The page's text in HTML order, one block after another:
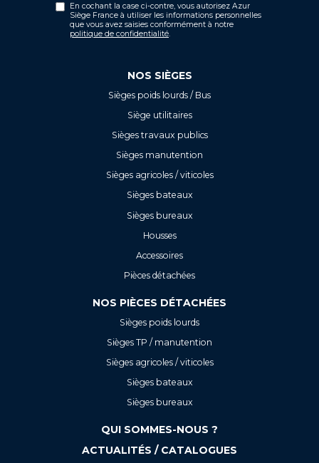
En cochant la case ci-contre, vous autorisez Azur
Siège France à utiliser les informations personnelles
que vous avez saisies conformément à notre
politique de confidentialité.
NOS SIÈGES
Sièges poids lourds / Bus
Siège utilitaires
Sièges travaux publics
Sièges manutention
Sièges agricoles / viticoles
Sièges bateaux
Sièges bureaux
Housses
Accessoires
Pièces détachées
NOS PIÈCES DÉTACHÉES
Sièges poids lourds
Sièges TP / manutention
Sièges agricoles / viticoles
Sièges bateaux
Sièges bureaux
QUI SOMMES-NOUS ?
ACTUALITÉS / CATALOGUES